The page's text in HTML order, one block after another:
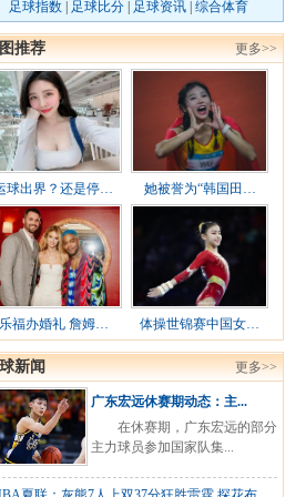
足球指数 足球比分 足球资讯 综合体育
更多>>
推荐
球出界？还是停… 她被誉为“韩国田…
福办婚礼 詹姆… 体操世锦赛中国女…
更多>>
新闻
广东宏远休赛期动态：主...
在休赛期，广东宏远的部分
主力球员参加国家队集...